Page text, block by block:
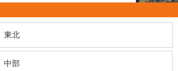
東北
中部